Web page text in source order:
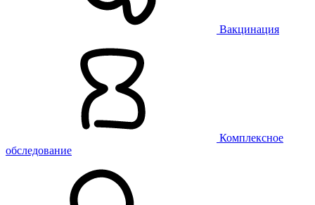
Вакцинация
Комплексное
обследование